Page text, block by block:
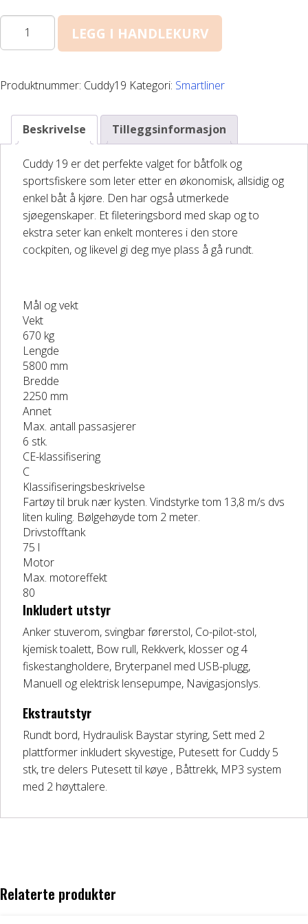
Båthenger
Varehenger
Skaphenger
Maskinhenger
HAGE/SKOG
Honda Power Equipment
Stihl -Skog og Hage
DELER OG TILBEHØR
Batteriladere
GIVI – Bagasjesystem for MC
LEGG I HANDLEKURV
Produktnummer: Cuddy19 Kategori: Smartliner
Beskrivelse Tilleggsinformasjon
Cuddy 19 er det perfekte valget for båtfolk og
sportsfiskere som leter etter en økonomisk, allsidig og
enkel båt å kjøre. Den har også utmerkede
sjøegenskaper. Et fileteringsbord med skap og to
ekstra seter kan enkelt monteres i den store
cockpiten, og likevel gi deg mye plass å gå rundt.
Mål og vekt
Vekt
670 kg
Lengde
5800 mm
Bredde
2250 mm
Annet
Max. antall passasjerer
6 stk.
CE-klassifisering
C
Klassifiseringsbeskrivelse
Fartøy til bruk nær kysten. Vindstyrke tom 13,8 m/s dvs
liten kuling. Bølgehøyde tom 2 meter.
Drivstofftank
75 l
Motor
Max. motoreffekt
80
Inkludert utstyr
Anker stuverom, svingbar førerstol, Co-pilot-stol,
kjemisk toalett, Bow rull, Rekkverk, klosser og 4
fiskestangholdere, Bryterpanel med USB-plugg,
Manuell og elektrisk lensepumpe, Navigasjonslys.
Ekstrautstyr
Rundt bord, Hydraulisk Baystar styring, Sett med 2
plattformer inkludert skyvestige, Putesett for Cuddy 5
stk, tre delers Putesett til køye , Båttrekk, MP3 system
med 2 høyttalere.
Relaterte produkter